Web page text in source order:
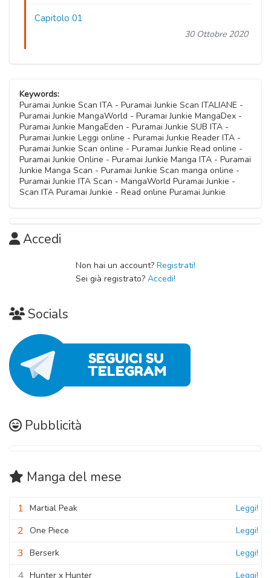
Capitolo 01
30 Ottobre 2020
Keywords:
Puramai Junkie Scan ITA - Puramai Junkie Scan ITALIANE -
Puramai Junkie MangaWorld - Puramai Junkie MangaDex -
Puramai Junkie MangaEden - Puramai Junkie SUB ITA -
Puramai Junkie Leggi online - Puramai Junkie Reader ITA -
Puramai Junkie Scan online - Puramai Junkie Read online -
Puramai Junkie Online - Puramai Junkie Manga ITA - Puramai
Junkie Manga Scan - Puramai Junkie Scan manga online -
Puramai Junkie ITA Scan - MangaWorld Puramai Junkie -
Scan ITA Puramai Junkie - Read online Puramai Junkie
Accedi
Non hai un account? Registrati!
Sei già registrato? Accedi!
Socials
Pubblicità
Manga del mese
1 Martial Peak Leggi!
2 One Piece Leggi!
3 Berserk Leggi!
Hunter x Hunter Leggi!